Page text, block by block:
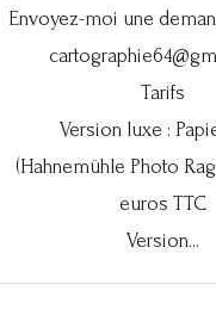
Envoyez-moi une
Tarifs
Version luxe :
(Hahnemühle Photo
euros TTC
Version...